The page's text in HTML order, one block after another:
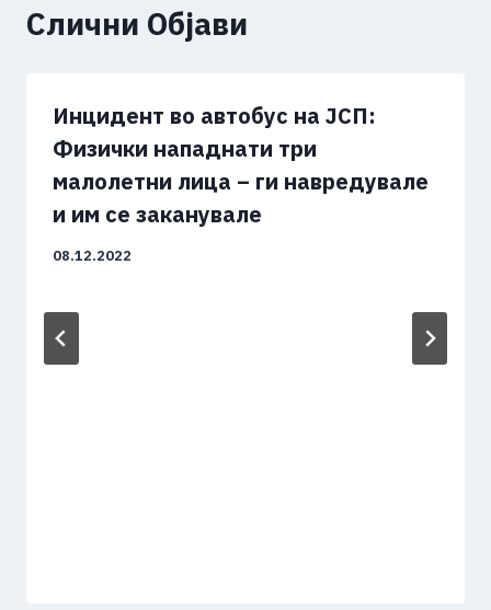
Слични Објави
Инцидент во автобус на ЈСП:
Физички нападнати три
малолетни лица – ги навредувале
и им се заканувале
08.12.2022